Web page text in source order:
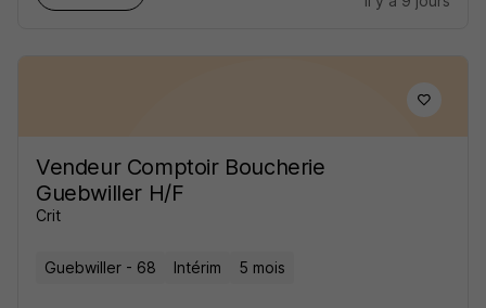
Vendeur Comptoir Boucherie
Guebwiller H/F
Crit
Guebwiller - 68 Intérim 5 mois